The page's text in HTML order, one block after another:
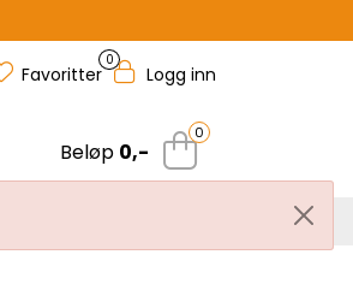
0
Favoritter Logg inn
Beløp 0,-
0